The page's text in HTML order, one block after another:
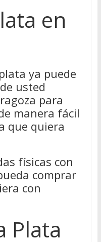
en
ya puede
usted
para
manera fácil
que quiera
físicas con
comprar
con
Plata